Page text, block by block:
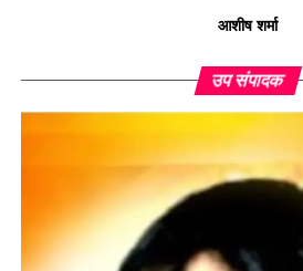
आशीष शर्मा
उप संपादक